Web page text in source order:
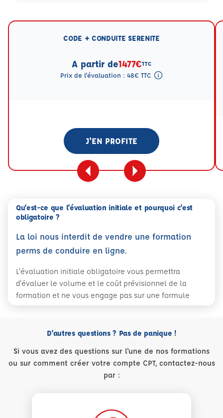
CODE + CONDUITE SERENITE
A partir de1477€TTC
Prix de l'évaluation : 48€ TTC
J'EN PROFITE
Qu'est-ce que l'évaluation initiale et pourquoi c'est
obligatoire ?
La loi nous interdit de vendre une formation
perms de conduire en ligne.
L'évaluation initiale obligatoire vous permettra
d'évaluer le volume et le coût prévisionnel de la
formation et ne vous engage pas sur une formule
D'autres questions ? Pas de panique !
Si vous avez des questions sur l'une de nos formations
ou sur comment créer votre compte CPT, contactez-nous
par :